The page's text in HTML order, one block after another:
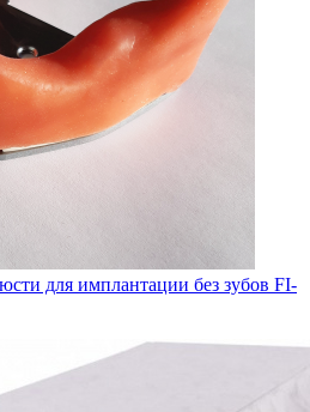
для имплантации без зубов FI-